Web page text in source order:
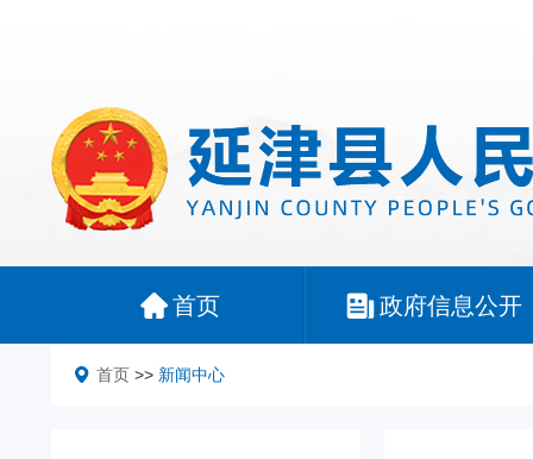
首页 政府信息公开
首页 >> 新闻中心